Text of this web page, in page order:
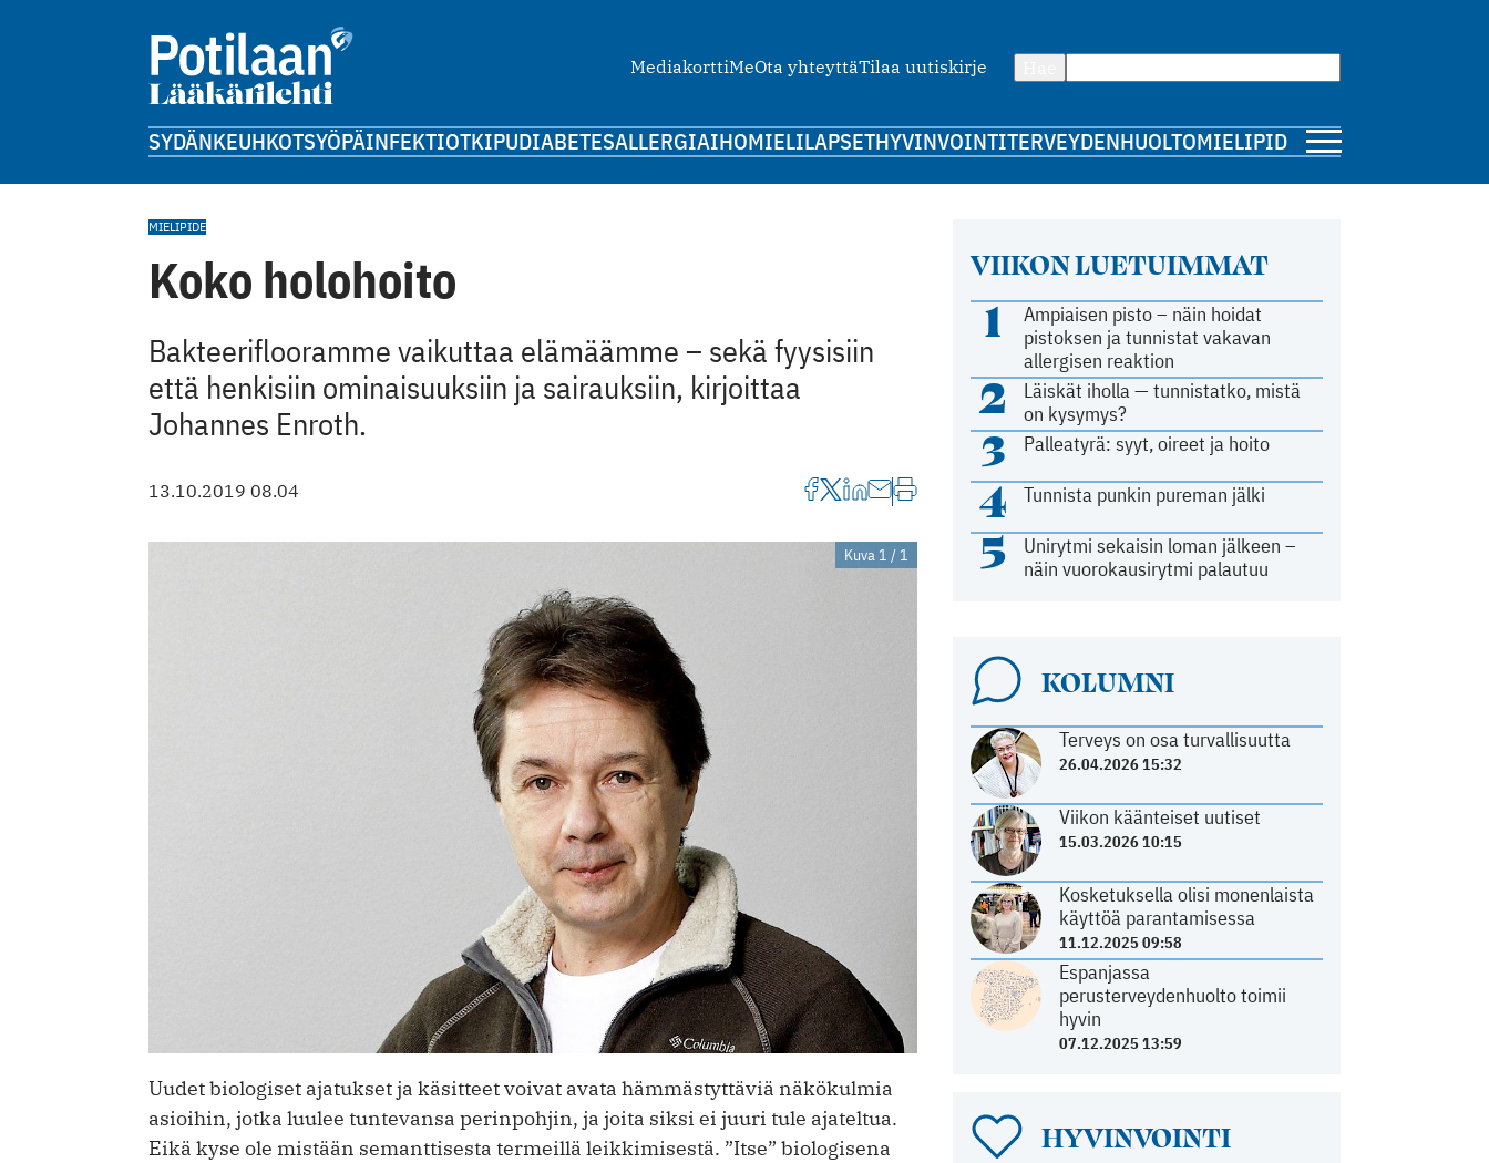
MediakorttiMeOta yhteyttäTilaa uutiskirje
SYDÄNKEUHKOTSYÖPÄINFEKTIOTKIPUDIABETESALLERGIAIHOMIELILAPSETHYVINVOINTITERVEYDENHUOLTOMIELIPIDE
VIIKON LUETUIMMAT
1
Ampiaisen pisto – näin hoidat
pistoksen ja tunnistat vakavan
allergisen reaktion
2
Läiskät iholla — tunnistatko, mistä
on kysymys?
3 Palleatyrä: syyt, oireet ja hoito
4 Tunnista punkin pureman jälki
5
Unirytmi sekaisin loman jälkeen –
näin vuorokausirytmi palautuu
KOLUMNI
Terveys on osa turvallisuutta
26.04.2026 15:32
Viikon käänteiset uutiset
15.03.2026 10:15
Kosketuksella olisi monenlaista
käyttöä parantamisessa
11.12.2025 09:58
Espanjassa
perusterveydenhuolto toimii
hyvin
07.12.2025 13:59
HYVINVOINTI
MIELIPIDE
Koko holohoito
Bakteeriflooramme vaikuttaa elämäämme – sekä fyysisiin
että henkisiin ominaisuuksiin ja sairauksiin, kirjoittaa
Johannes Enroth.
13.10.2019 08.04
Kuva 1 / 1
Uudet biologiset ajatukset ja käsitteet voivat avata hämmästyttäviä näkökulmia
asioihin, jotka luulee tuntevansa perinpohjin, ja joita siksi ei juuri tule ajateltua.
Eikä kyse ole mistään semanttisesta termeillä leikkimisestä. ”Itse” biologisena